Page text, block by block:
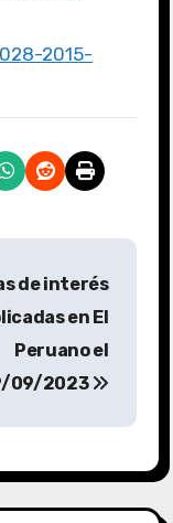
2015-
de interés
en El
Peruano el
09/2023